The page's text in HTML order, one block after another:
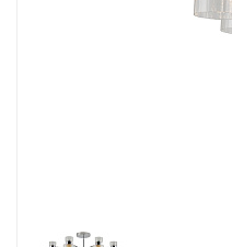
Прожекторы